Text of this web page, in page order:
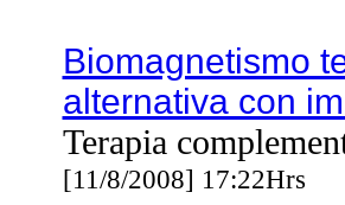
Biomagnetismo
alternativa con
Terapia
[11/8/2008] 17:22Hrs